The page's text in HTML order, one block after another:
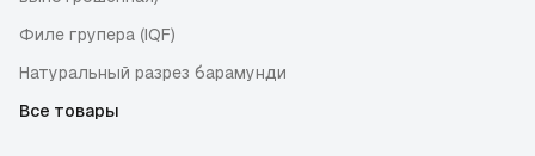
Филе групера (IQF)
Натуральный разрез барамунди
Все товары